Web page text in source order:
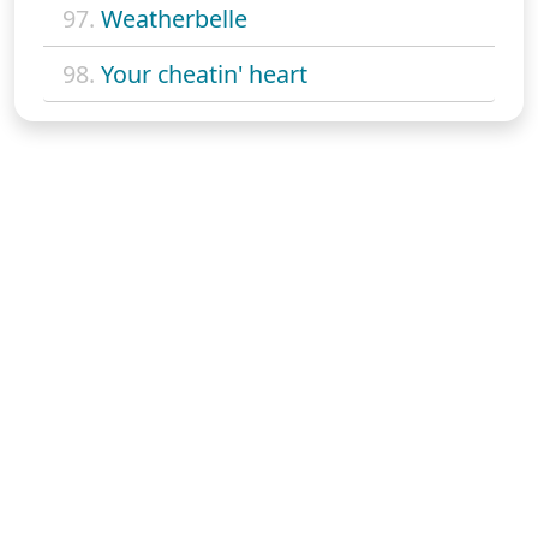
97. Weatherbelle
98. Your cheatin' heart